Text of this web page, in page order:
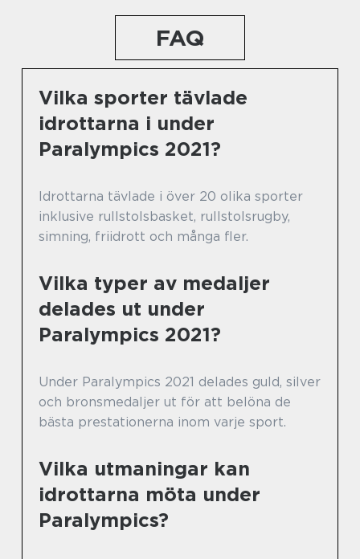
FAQ
Vilka sporter tävlade
idrottarna i under
Paralympics 2021?
Idrottarna tävlade i över 20 olika sporter
inklusive rullstolsbasket, rullstolsrugby,
simning, friidrott och många fler.
Vilka typer av medaljer
delades ut under
Paralympics 2021?
Under Paralympics 2021 delades guld, silver
och bronsmedaljer ut för att belöna de
bästa prestationerna inom varje sport.
Vilka utmaningar kan
idrottarna möta under
Paralympics?